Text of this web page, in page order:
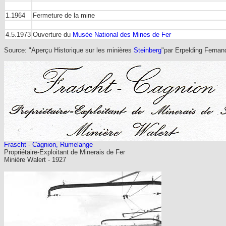
1.1964 Fermeture de la mine
4.5.1973 Ouverture du Musée National des Mines de Fer
Source: "Aperçu Historique sur les minières Steinberg"par Erpelding
Frascht - Cagnion, Rumelange
Propriétaire-Exploitant de Minerais de Fer
Minière Walert - 1927